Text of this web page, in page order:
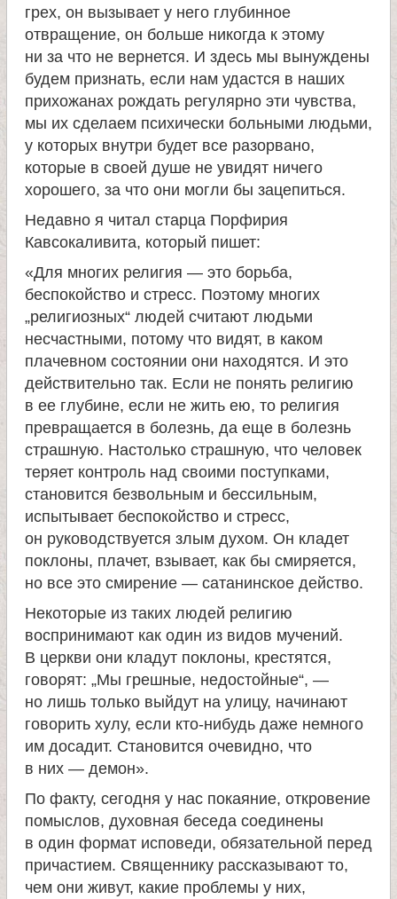
грех, он вызывает у него глубинное
отвращение, он больше никогда к этому
ни за что не вернется. И здесь мы вынуждены
будем признать, если нам удастся в наших
прихожанах рождать регулярно эти чувства,
мы их сделаем психически больными людьми,
у которых внутри будет все разорвано,
которые в своей душе не увидят ничего
хорошего, за что они могли бы зацепиться.
Недавно я читал старца Порфирия
Кавсокаливита, который пишет:
«Для многих религия — это борьба,
беспокойство и стресс. Поэтому многих
„религиозных“ людей считают людьми
несчастными, потому что видят, в каком
плачевном состоянии они находятся. И это
действительно так. Если не понять религию
в ее глубине, если не жить ею, то религия
превращается в болезнь, да еще в болезнь
страшную. Настолько страшную, что человек
теряет контроль над своими поступками,
становится безвольным и бессильным,
испытывает беспокойство и стресс,
он руководствуется злым духом. Он кладет
поклоны, плачет, взывает, как бы смиряется,
но все это смирение — сатанинское действо.
Некоторые из таких людей религию
воспринимают как один из видов мучений.
В церкви они кладут поклоны, крестятся,
говорят: „Мы грешные, недостойные“, —
но лишь только выйдут на улицу, начинают
говорить хулу, если кто-нибудь даже немного
им досадит. Становится очевидно, что
в них — демон».
По факту, сегодня у нас покаяние, откровение
помыслов, духовная беседа соединены
в один формат исповеди, обязательной перед
причастием. Священнику рассказывают то,
чем они живут, какие проблемы у них,